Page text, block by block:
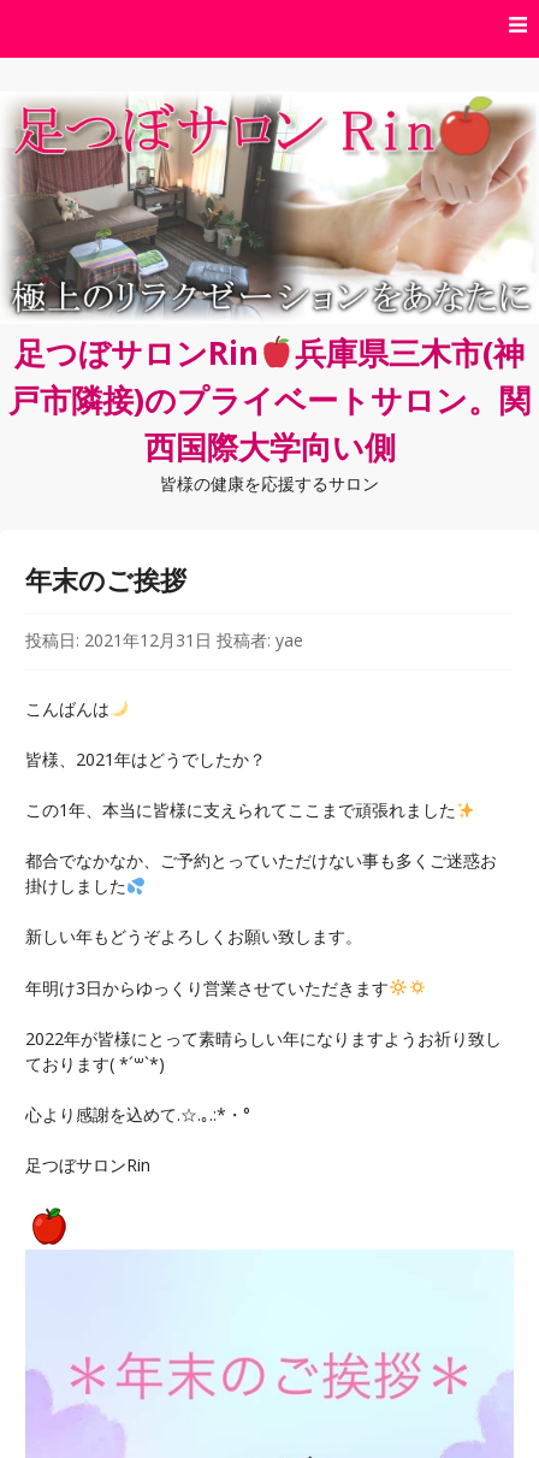
ン
ツ
へ
ス
キ
ッ
プ
足つぼサロンRin
兵庫県三木市(神
戸市隣接)のプライベートサロン。関
西国際大学向い側
皆様の健康を応援するサロン
年末のご挨拶
投稿日: 2021年12月31日 投稿者:yae
こんばんは
皆様、2021年はどうでしたか？
この1年、本当に皆様に支えられてここまで頑張れました
都合でなかなか、ご予約とっていただけない事も多くご迷惑お
掛けしました
新しい年もどうぞよろしくお願い致します。
年明け3日からゆっくり営業させていただきます
2022年が皆様にとって素晴らしい年になりますようお祈り致し
ております( *´꒳`*)
心より感謝を込めて.☆.｡.:*・°
足つぼサロンRin